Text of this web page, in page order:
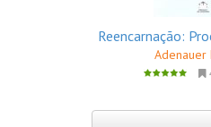
Reencarnação:
Adenauer